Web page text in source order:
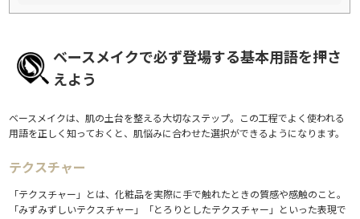
3.2.インサイドライン（インサイドアイライン）
3.4.
ウォータープルーフ
3.5.
フィルムタイプ
4.リップ・チーク・仕上げに関わる用語もチェック
4.2.マット
4.3.グロス・グラム
4.5.ベースコート・トップコート
4.6.コンシーラー
5.知っておくと差がつく！スキンケア×最新メイク用語
ベースメイクで必ず登場する基本用語を押さ
えよう
ベースメイクは、肌の土台を整える大切なステップ。この工程でよく使われる
用語を正しく知っておくと、肌悩みに合わせた選択ができるようになります。
テクスチャー
「テクスチャー」とは、化粧品を実際に手で触れたときの質感や感触のこと。
「みずみずしいテクスチャー」「とろりとしたテクスチャー」といった表現で